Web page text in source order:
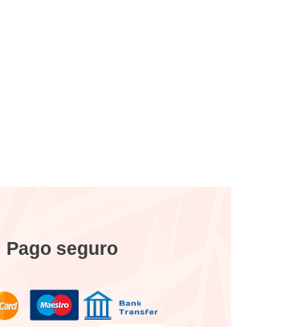
Pago seguro